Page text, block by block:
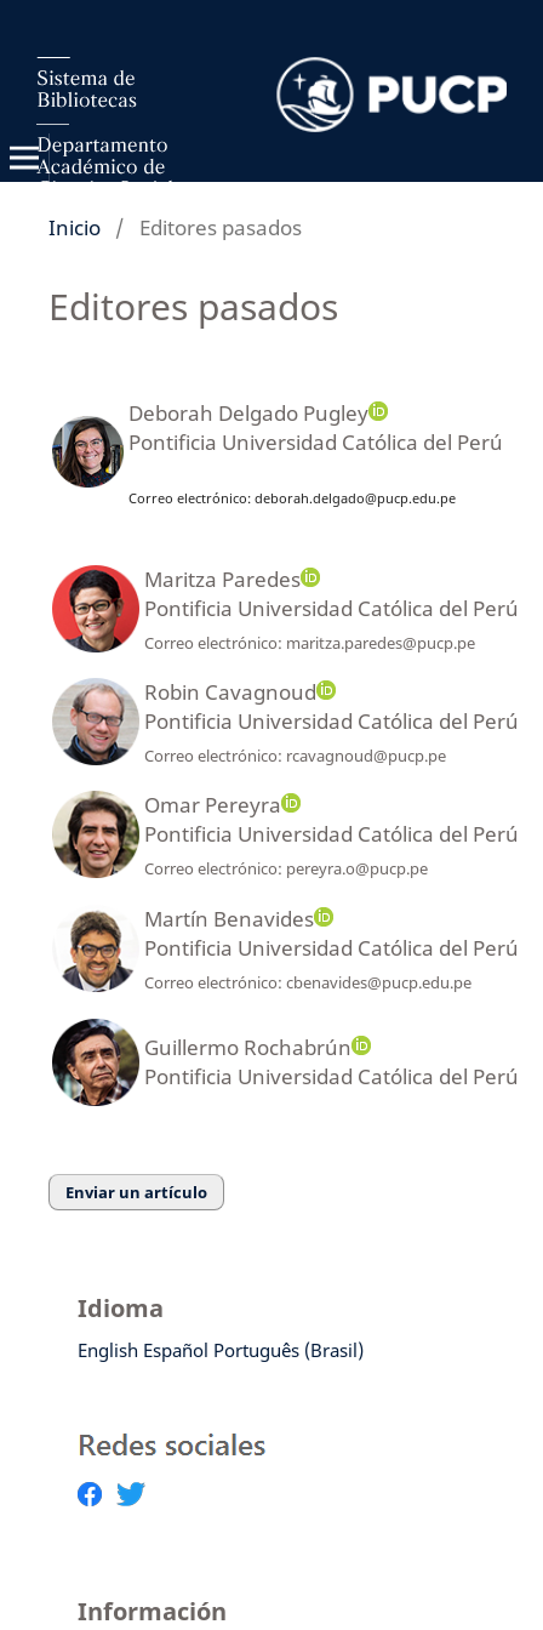
Inicio / Editores pasados
Editores pasados
Deborah Delgado Pugley
Pontificia Universidad Católica del Perú
Correo electrónico: deborah.delgado@pucp.edu.pe
Maritza Paredes
Pontificia Universidad Católica del Perú
Correo electrónico: maritza.paredes@pucp.pe
Robin Cavagnoud
Pontificia Universidad Católica del Perú
Correo electrónico: rcavagnoud@pucp.pe
Omar Pereyra
Pontificia Universidad Católica del Perú
Correo electrónico: pereyra.o@pucp.pe
Martín Benavides
Pontificia Universidad Católica del Perú
Correo electrónico: cbenavides@pucp.edu.pe
Guillermo Rochabrún
Pontificia Universidad Católica del Perú
Enviar un artículo
Idioma
English Español Português (Brasil)
Información